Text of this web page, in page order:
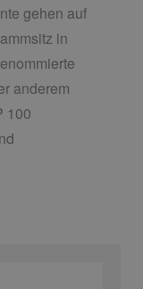
gehen auf
in
anderem
100